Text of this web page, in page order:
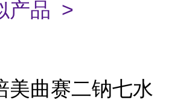
产品 >
美曲赛二钠七水